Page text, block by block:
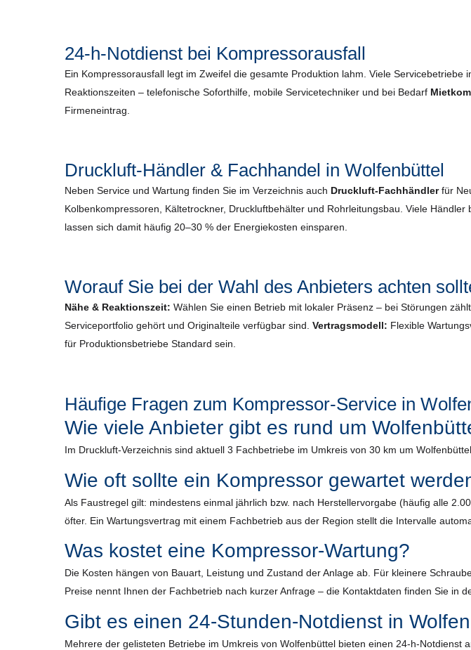
24-h-Notdienst bei Kompressorausfall
Ein Kompressorausfall legt im Zweifel die gesamte Produktion lahm. Viele Servicebetriebe
Reaktionszeiten – telefonische Soforthilfe, mobile Servicetechniker und bei Bedarf
Firmeneintrag.
Druckluft-Händler & Fachhandel in Wolfenbüttel
Neben Service und Wartung finden Sie im Verzeichnis auch Druckluft-Fachhändlerfür
Kolbenkompressoren, Kältetrockner, Druckluftbehälter und Rohrleitungsbau. Viele Händler
lassen sich damit häufig 20–30 % der Energiekosten einsparen.
Worauf Sie bei der Wahl des Anbieters achten
Nähe & Reaktionszeit: Wählen Sie einen Betrieb mit lokaler Präsenz – bei Störungen
Serviceportfolio gehört und Originalteile verfügbar sind. Vertragsmodell: Flexible
für Produktionsbetriebe Standard sein.
Häufige Fragen zum Kompressor-Service in
Wie viele Anbieter gibt es rund um
Im Druckluft-Verzeichnis sind aktuell 3 Fachbetriebe im Umkreis von 30 km um
Wie oft sollte ein Kompressor gewartet
Als Faustregel gilt: mindestens einmal jährlich bzw. nach Herstellervorgabe (häufig alle
öfter. Ein Wartungsvertrag mit einem Fachbetrieb aus der Region stellt die Intervalle
Was kostet eine Kompressor-Wartung?
Die Kosten hängen von Bauart, Leistung und Zustand der Anlage ab. Für kleinere
Preise nennt Ihnen der Fachbetrieb nach kurzer Anfrage – die Kontaktdaten finden Sie in
Gibt es einen 24-Stunden-Notdienst in
Mehrere der gelisteten Betriebe im Umkreis von Wolfenbüttel bieten einen 24-h-